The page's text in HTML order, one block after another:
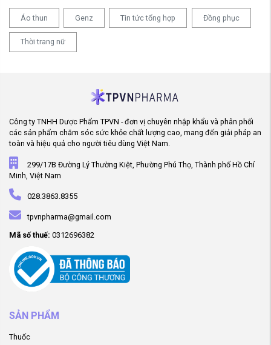
Áo thun Genz Tin tức tổng hợp Đồng phục
Thời trang nữ
Công ty TNHH Dược Phẩm TPVN - đơn vị chuyên nhập khẩu và phân phối
các sản phẩm chăm sóc sức khỏe chất lượng cao, mang đến giải pháp an
toàn và hiệu quả cho người tiêu dùng Việt Nam.
299/17B Đường Lý Thường Kiệt, Phường Phú Thọ, Thành phố Hồ Chí
Minh, Việt Nam
028.3863.8355
tpvnpharma@gmail.com
Mã số thuế: 0312696382
SẢN PHẨM
Thuốc